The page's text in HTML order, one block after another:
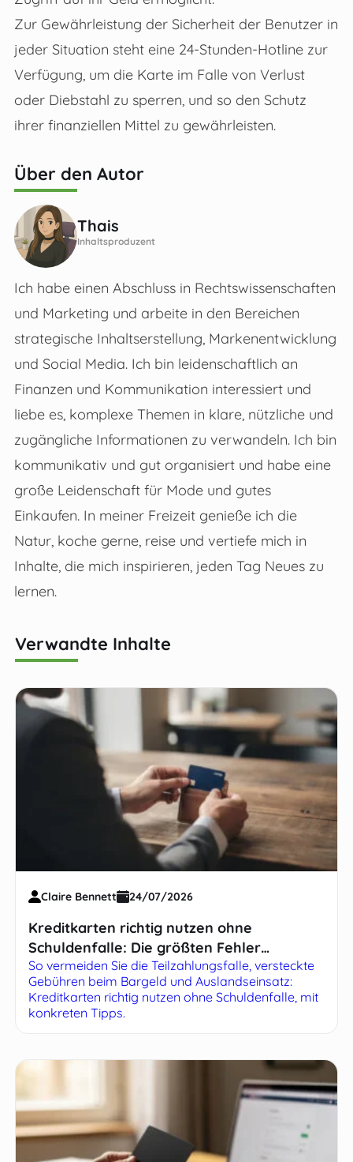
Zur Gewährleistung der Sicherheit der Benutzer in
jeder Situation steht eine 24-Stunden-Hotline zur
Verfügung, um die Karte im Falle von Verlust
oder Diebstahl zu sperren, und so den Schutz
ihrer finanziellen Mittel zu gewährleisten.
Über den Autor
Thais
Inhaltsproduzent
Ich habe einen Abschluss in Rechtswissenschaften
und Marketing und arbeite in den Bereichen
strategische Inhaltserstellung, Markenentwicklung
und Social Media. Ich bin leidenschaftlich an
Finanzen und Kommunikation interessiert und
liebe es, komplexe Themen in klare, nützliche und
zugängliche Informationen zu verwandeln. Ich bin
kommunikativ und gut organisiert und habe eine
große Leidenschaft für Mode und gutes
Einkaufen. In meiner Freizeit genieße ich die
Natur, koche gerne, reise und vertiefe mich in
Inhalte, die mich inspirieren, jeden Tag Neues zu
lernen.
Verwandte Inhalte
Claire Bennett 24/07/2026
Kreditkarten richtig nutzen ohne
Schuldenfalle: Die größten Fehler
vermeiden
So vermeiden Sie die Teilzahlungsfalle, versteckte
Gebühren beim Bargeld und Auslandseinsatz:
Kreditkarten richtig nutzen ohne Schuldenfalle, mit
konkreten Tipps.